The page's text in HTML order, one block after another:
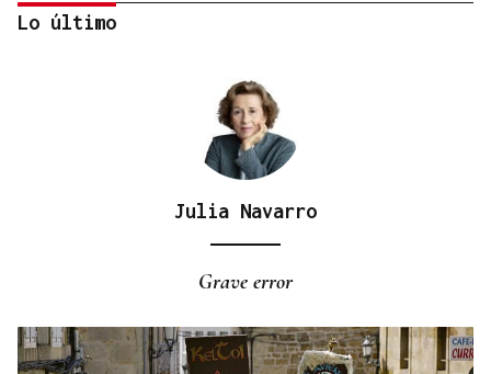
Lo último
Julia Navarro
Grave error